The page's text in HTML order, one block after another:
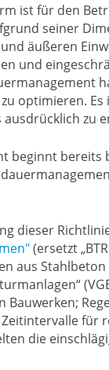
ist für den
seiner
äußeren
und
optimieren.
zu
beginnt bereits
dieser
(ersetzt
aus Stahlbeton
Bauwerken;
die